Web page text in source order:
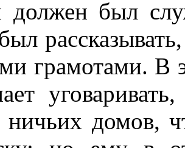
должен был
грамотами. В
ничьих домов,